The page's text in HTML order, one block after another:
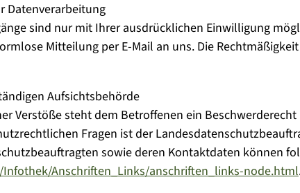
Datenverarbeitung
sind nur mit Ihrer ausdrücklichen Einwilligung
Mitteilung per E-Mail an uns. Die
Aufsichtsbehörde
Verstöße steht dem Betroffenen ein
Fragen ist der
sowie deren Kontaktdaten können
Anschriften_Links/anschriften_links-node.html